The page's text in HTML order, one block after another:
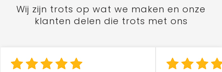
Wij zijn trots op wat we maken en onze
klanten delen die trots met ons